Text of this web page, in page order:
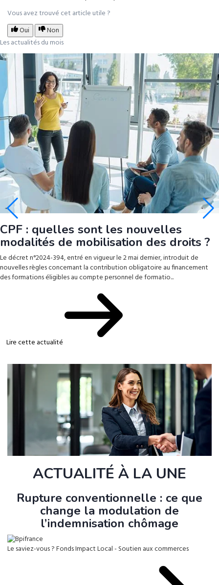
Vous avez trouvé cet article utile ?
Oui
Non
Les actualités du mois
CPF : quelles sont les nouvelles
modalités de mobilisation des droits ?
Le décret n°2024-394, entré en vigueur le 2 mai dernier, introduit de
nouvelles règles concernant la contribution obligatoire au financement
des formations éligibles au compte personnel de formatio...
Lire cette actualité
ACTUALITÉ À LA UNE
Rupture conventionnelle : ce que
change la modulation de
l’indemnisation chômage
Le saviez-vous ?Fonds Impact Local - Soutien aux commerces